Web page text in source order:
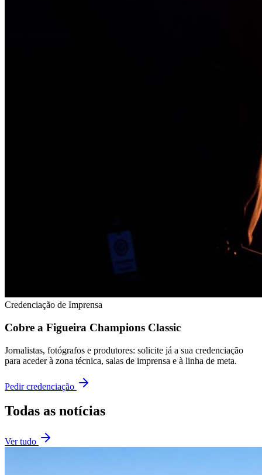
Credenciação de Imprensa
Cobre a Figueira Champions Classic
Jornalistas, fotógrafos e produtores: solicite já a sua credenciação
para aceder à zona técnica, salas de imprensa e à linha de meta.
Pedir credenciação
Todas as notícias
Ver tudo